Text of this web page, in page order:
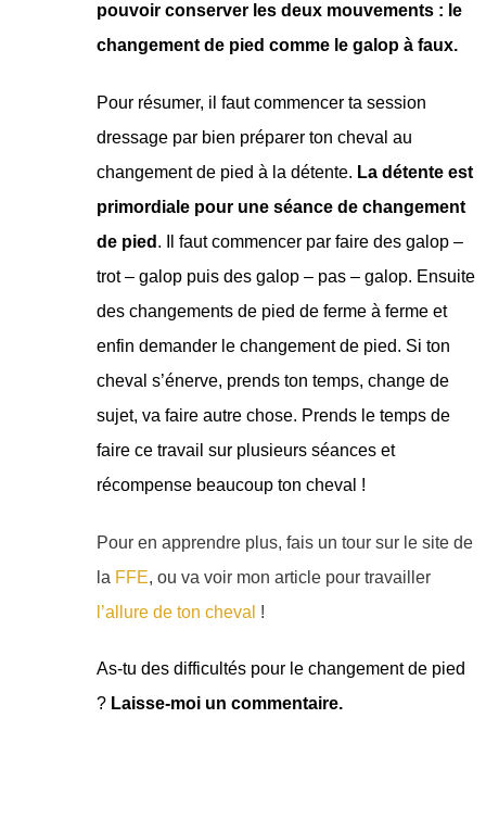
pouvoir conserver les deux mouvements : le
changement de pied comme le galop à faux.
Pour résumer, il faut commencer ta session
dressage par bien préparer ton cheval au
changement de pied à la détente. La détente est
primordiale pour une séance de changement
de pied . Il faut commencer par faire des galop –
trot – galop puis des galop – pas – galop. Ensuite
des changements de pied de ferme à ferme et
enfin demander le changement de pied. Si ton
cheval s’énerve, prends ton temps, change de
sujet, va faire autre chose. Prends le temps de
faire ce travail sur plusieurs séances et
récompense beaucoup ton cheval !
Pour en apprendre plus, fais un tour sur le site de
la FFE, ou va voir mon article pour travailler
l’allure de ton cheval !
As-tu des difficultés pour le changement de pied
? Laisse-moi un commentaire.